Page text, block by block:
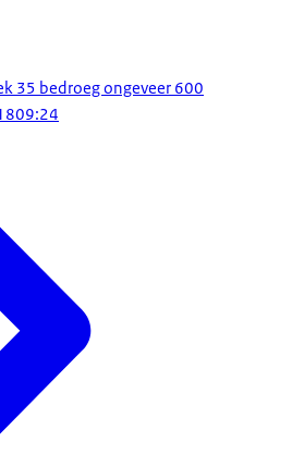
35 bedroeg ongeveer 600
09:24